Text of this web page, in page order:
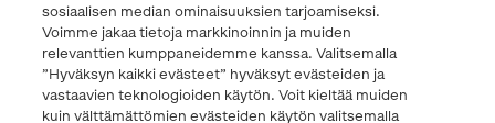
Marimekko.com
sosiaalisen median ominaisuuksien tarjoamiseksi.
Voimme jakaa tietoja markkinoinnin ja muiden
relevanttien kumppaneidemme kanssa. Valitsemalla
”Hyväksyn kaikki evästeet” hyväksyt evästeiden ja
vastaavien teknologioiden käytön. Voit kieltää muiden
kuin välttämättömien evästeiden käytön valitsemalla